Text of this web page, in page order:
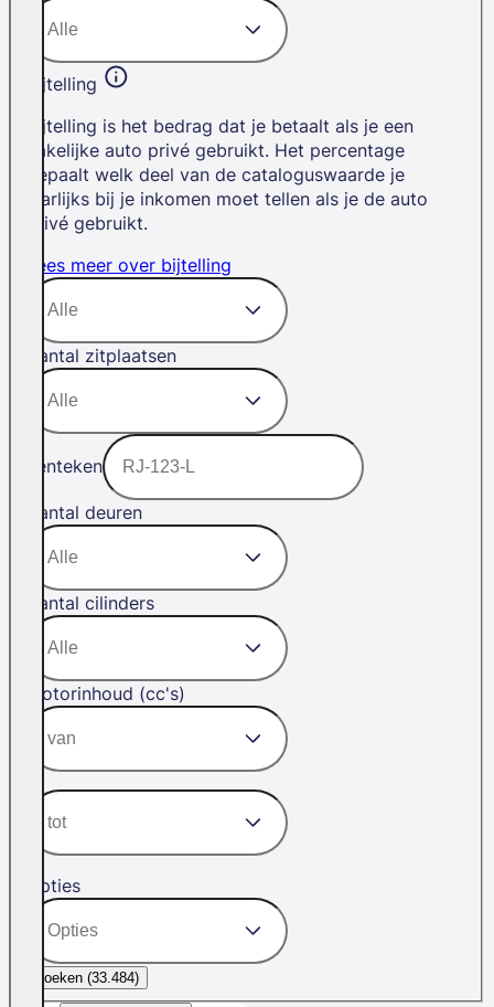
Bijtelling
Bijtelling is het bedrag dat je betaalt als je een
zakelijke auto privé gebruikt. Het percentage
bepaalt welk deel van de cataloguswaarde je
jaarlijks bij je inkomen moet tellen als je de auto
privé gebruikt.
Lees meer over bijtelling
Aantal zitplaatsen
Kenteken
Aantal deuren
Aantal cilinders
Motorinhoud (cc's)
Opties
Zoeken (33.484)